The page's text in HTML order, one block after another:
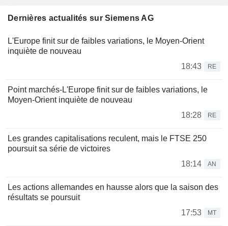
Dernières actualités sur Siemens AG
L'Europe finit sur de faibles variations, le Moyen-Orient
inquiète de nouveau
18:43
RE
Point marchés-L'Europe finit sur de faibles variations, le
Moyen-Orient inquiète de nouveau
18:28
RE
Les grandes capitalisations reculent, mais le FTSE 250
poursuit sa série de victoires
18:14
AN
Les actions allemandes en hausse alors que la saison des
résultats se poursuit
17:53
MT